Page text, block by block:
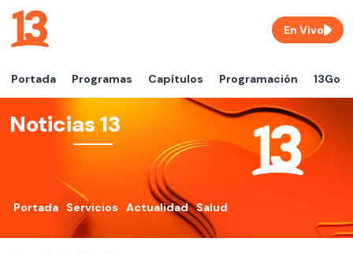
Portada Programas Capítulos Programación 13Go
En Vivo
Noticias 13
Portada Servicios Actualidad Salud